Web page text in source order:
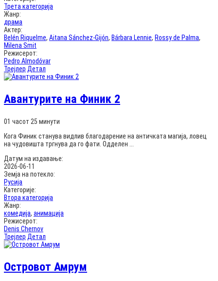
Трета категорија
Жанр:
драма
Актер:
Belén Riquelme, Aitana Sánchez-Gijón, Bárbara Lennie, Rossy de Palma,
Milena Smit
Режисерот:
Pedro Almodóvar
Трејлер Детал
Авантурите на Финик 2
01 часот 25 минути
Кога Финик станува видлив благодарение на античката магија, ловец
на чудовишта тргнува да го фати. Одделен ...
Датум на издавање:
2026-06-11
Земја на потекло:
Русија
Категорије:
Втора категорија
Жанр:
комедија, анимација
Режисерот:
Denis Chernov
Трејлер Детал
Островот Амрум